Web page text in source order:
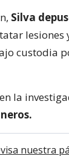
Silva
lesiones
custodia
la
nuestra